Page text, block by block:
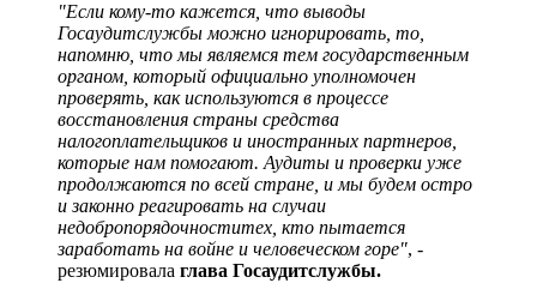
"Если кому-то кажется, что выводы
Госаудитслужбы можно игнорировать, то,
напомню, что мы являемся тем государственным
органом, который официально уполномочен
проверять, как используются в процессе
восстановления страны средства
налогоплательщиков и иностранных партнеров,
которые нам помогают. Аудиты и проверки уже
продолжаются по всей стране, и мы будем остро
и законно реагировать на случаи
недобропорядочноститех, кто пытается
заработать на войне и человеческом горе", -
резюмировала глава Госаудитслужбы.